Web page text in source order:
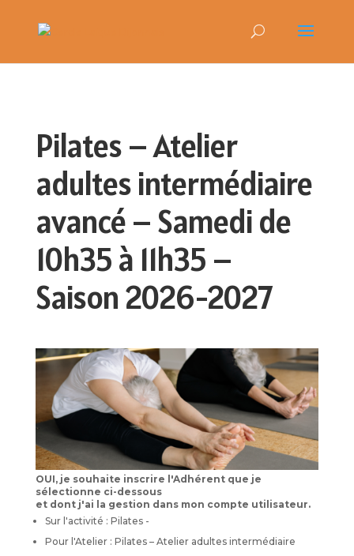
Pilates – Atelier
adultes intermédiaire
avancé – Samedi de
10h35 à 11h35 –
Saison 2026-2027
OUI, je souhaite inscrire l'Adhérent que je
sélectionne ci-dessous
et dont j'ai la gestion dans mon compte utilisateur.
Sur l'activité : Pilates -
Pour l'Atelier : Pilates – Atelier adultes intermédiaire